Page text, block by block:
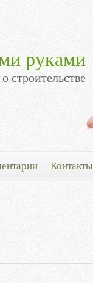
руками
строительстве
Контакты